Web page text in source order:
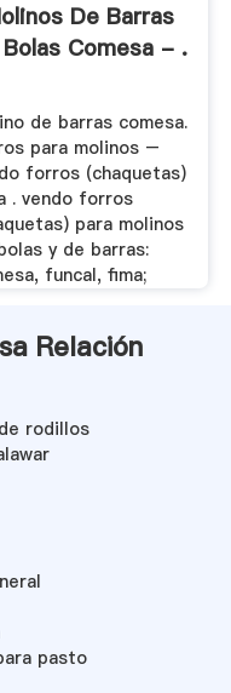
De Barras
Comesa - .
de barras comesa.
para molinos –
forros (chaquetas)
. vendo forros
para molinos
y de barras:
funcal, fima;
Relación
rodillos
pasto